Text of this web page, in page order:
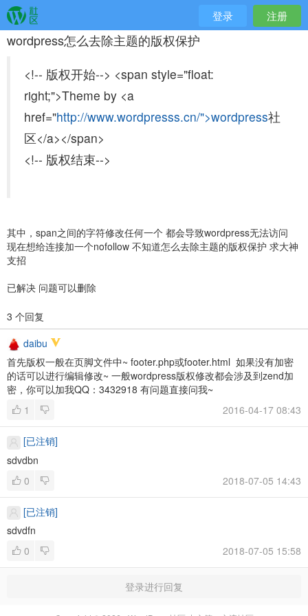
登录 注册
wordpress怎么去除主题的版权保护
<!-- 版权开始--> <span style="float:
right;">Theme by <a
href="http://www.wordpresss.cn/">wordpress社
区</a></span>
<!-- 版权结束-->
其中，span之间的字符修改任何一个 都会导致wordpress无法访问
现在想给连接加一个nofollow 不知道怎么去除主题的版权保护 求大神
支招
已解决 问题可以删除
3 个回复
daibu
首先版权一般在页脚文件中~ footer.php或footer.html 如果没有加密
的话可以进行编辑修改~ 一般wordpress版权修改都会涉及到zend加
密，你可以加我QQ：3432918 有问题直接问我~
1
2016-04-17 08:43
[已注销]
sdvdbn
0
2018-07-05 14:43
[已注销]
sdvdfn
0
2018-07-05 15:58
登录进行回复